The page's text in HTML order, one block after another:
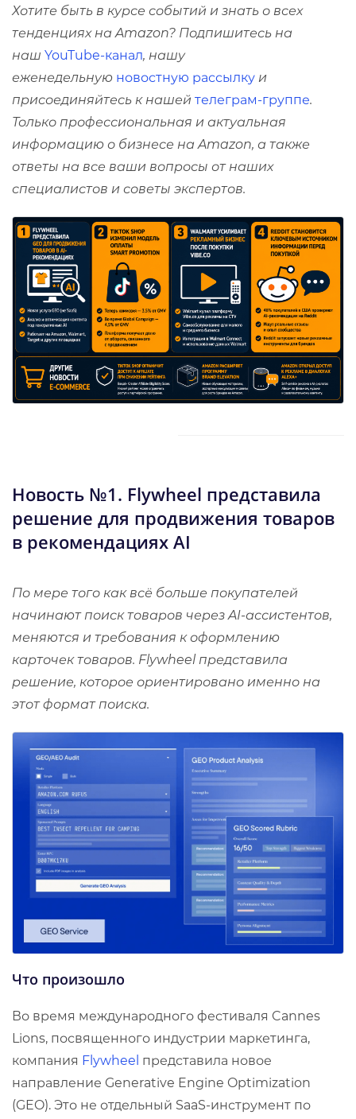
Хотите быть в курсе событий и знать о всех
тенденциях на Amazon? Подпишитесь на
наш YouTube-канал, нашу
еженедельную новостную рассылку и
присоединяйтесь к нашей телеграм-группе.
Только профессиональная и актуальная
информацию о бизнесе на Amazon, а также
ответы на все ваши вопросы от наших
специалистов и советы экспертов.
Новость №1. Flywheel представила
решение для продвижения товаров
в рекомендациях AI
По мере того как всё больше покупателей
начинают поиск товаров через AI-ассистентов,
меняются и требования к оформлению
карточек товаров. Flywheel представила
решение, которое ориентировано именно на
этот формат поиска.
Что произошло
Во время международного фестиваля Cannes
Lions, посвященного индустрии маркетинга,
компания Flywheel представила новое
направление Generative Engine Optimization
(GEO). Это не отдельный SaaS-инструмент по